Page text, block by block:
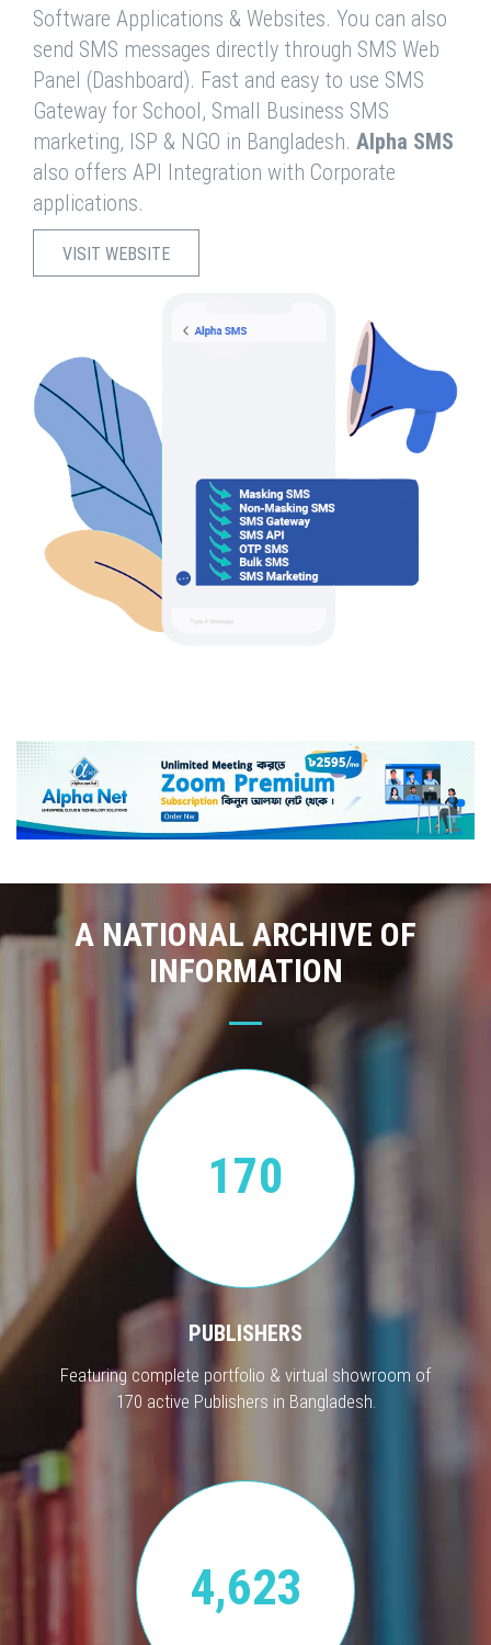
Software Applications & Websites. You can also
send SMS messages directly through SMS Web
Panel (Dashboard). Fast and easy to use SMS
Gateway for School, Small Business SMS
marketing, ISP & NGO in Bangladesh. Alpha SMS
also offers API Integration with Corporate
applications.
VISIT WEBSITE
A NATIONAL ARCHIVE OF
INFORMATION
170
PUBLISHERS
Featuring complete portfolio & virtual showroom of
170 active Publishers in Bangladesh.
4,623